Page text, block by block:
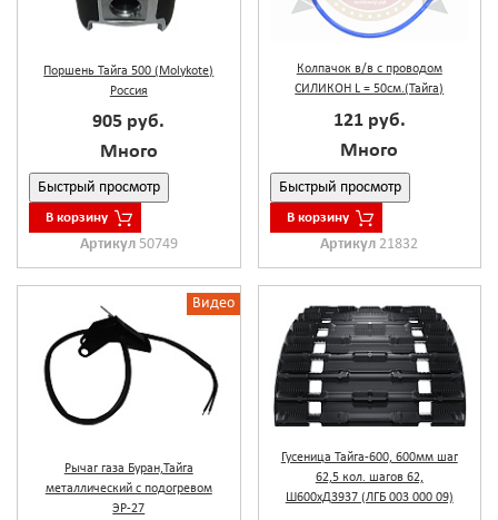
Поршень Тайга 500 (Molykote)
Россия
905 руб.
Много
Быстрый просмотр
В корзину
Артикул 50749
Колпачок в/в с проводом
СИЛИКОН L = 50см.(Тайга)
121 руб.
Много
Быстрый просмотр
В корзину
Артикул 21832
Видео
Рычаг газа Буран,Тайга
металлический с подогревом
ЭР-27
Гусеница Тайга-600, 600мм шаг
62,5 кол. шагов 62,
Ш600хД3937 (ЛГБ 003 000 09)